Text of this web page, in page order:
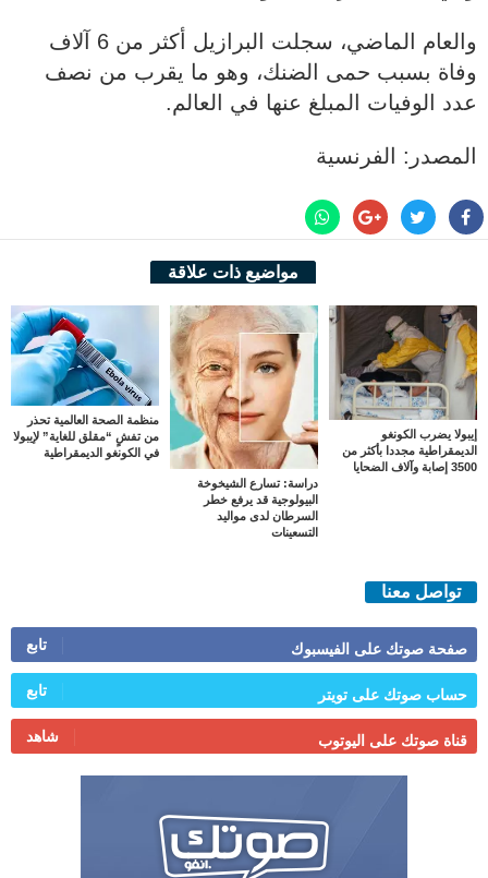
والعام الماضي، سجلت البرازيل أكثر من 6 آلاف
وفاة بسبب حمى الضنك، وهو ما يقرب من نصف
عدد الوفيات المبلغ عنها في العالم.
المصدر: الفرنسية
مواضيع ذات علاقة
إيبولا يضرب الكونغو
الديمقراطية مجددا بأكثر من
3500 إصابة وآلاف الضحايا
دراسة: تسارع الشيخوخة
البيولوجية قد يرفع خطر
السرطان لدى مواليد
التسعينات
منظمة الصحة العالمية تحذر
من تفشٍ “مقلق للغاية” لإيبولا
في الكونغو الديمقراطية
تواصل معنا
صفحة صوتك على الفيسبوك تابع
حساب صوتك على تويتر تابع
قناة صوتك على اليوتوب شاهد